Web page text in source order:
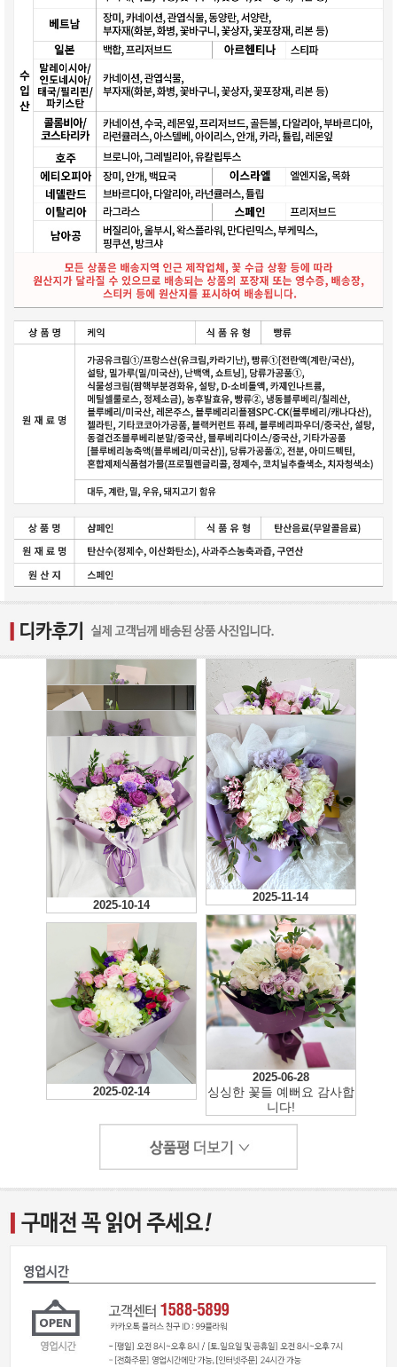
2026-02-05 2026-01-25
정확한 시간에 구성이 완전
똑같이 와서 좋았습니다.
2026-01-21
2025-11-26
2025-11-14
2025-10-14
2025-06-28
싱싱한 꽃들 예뻐요 감사합
니다!
2025-02-14